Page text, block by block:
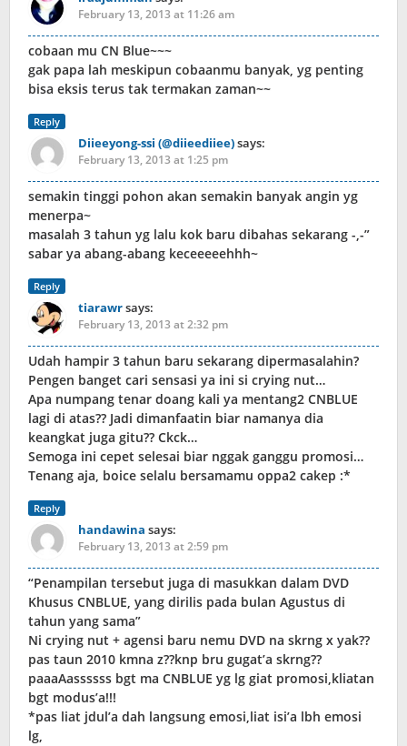
February 13, 2013 at 11:26 am
cobaan mu CN Blue~~~
gak papa lah meskipun cobaanmu banyak, yg penting
bisa eksis terus tak termakan zaman~~
Reply
Diieeyong-ssi (@diieediiee)says:
February 13, 2013 at 1:25 pm
semakin tinggi pohon akan semakin banyak angin yg
menerpa~
masalah 3 tahun yg lalu kok baru dibahas sekarang -,-”
sabar ya abang-abang keceeeeehhh~
Reply
tiarawrsays:
February 13, 2013 at 2:32 pm
Udah hampir 3 tahun baru sekarang dipermasalahin?
Pengen banget cari sensasi ya ini si crying nut…
Apa numpang tenar doang kali ya mentang2 CNBLUE
lagi di atas?? Jadi dimanfaatin biar namanya dia
keangkat juga gitu?? Ckck…
Semoga ini cepet selesai biar nggak ganggu promosi…
Tenang aja, boice selalu bersamamu oppa2 cakep :*
Reply
handawina says:
February 13, 2013 at 2:59 pm
“Penampilan tersebut juga di masukkan dalam DVD
Khusus CNBLUE, yang dirilis pada bulan Agustus di
tahun yang sama”
Ni crying nut + agensi baru nemu DVD na skrng x yak??
pas taun 2010 kmna z??knp bru gugat’a skrng??
paaaAassssss bgt ma CNBLUE yg lg giat promosi,kliatan
bgt modus’a!!!
*pas liat jdul’a dah langsung emosi,liat isi’a lbh emosi
lg,